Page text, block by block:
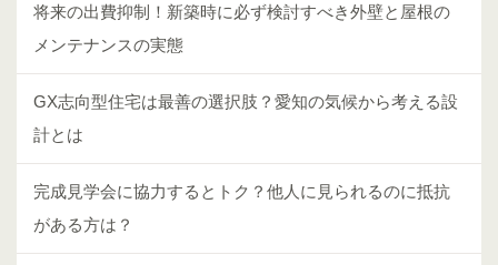
将来の出費抑制！新築時に必ず検討すべき外壁と屋根の
メンテナンスの実態
GX志向型住宅は最善の選択肢？愛知の気候から考える設
計とは
完成見学会に協力するとトク？他人に見られるのに抵抗
がある方は？